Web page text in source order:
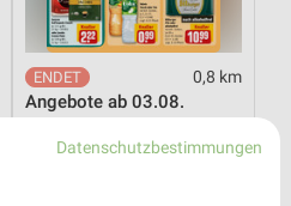
0,8 km
Angebote ab 03.08.
Datenschutzbestimmungen